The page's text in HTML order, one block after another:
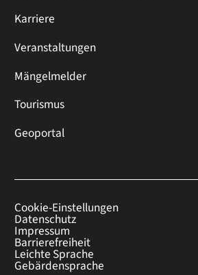
Karriere
Veranstaltungen
Mängelmelder
Tourismus
Geoportal
Cookie-Einstellungen
Datenschutz
Impressum
Barrierefreiheit
Leichte Sprache
Gebärdensprache